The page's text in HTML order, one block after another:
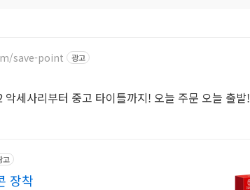
save-point 광고
세사리부터 중고 타이틀까지! 오늘 주문 오늘 출발!
고
장착